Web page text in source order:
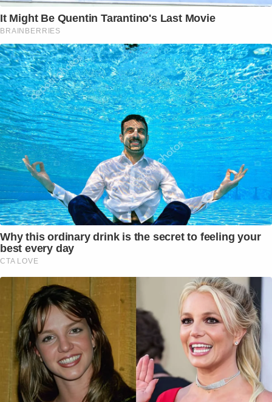
It Might Be Quentin Tarantino's Last Movie
BRAINBERRIES
Why this ordinary drink is the secret to feeling your
best every day
CTA LOVE